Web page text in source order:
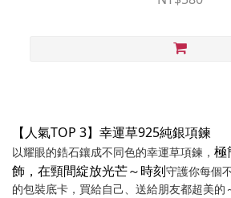
【人氣TOP 3】幸運草925純銀項鍊
以耀眼的鋯石鑲成不同色的幸運草項鍊， 極
飾，在頸間綻放光芒～時刻守護你每個
的包裝底卡，買給自己、送給朋友都超美的